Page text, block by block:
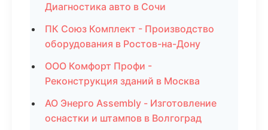
Диагностика авто в Сочи
ПК Союз Комплект - Производство
оборудования в Ростов-на-Дону
ООО Комфорт Профи -
Реконструкция зданий в Москва
АО Энерго Assembly - Изготовление
оснастки и штампов в Волгоград